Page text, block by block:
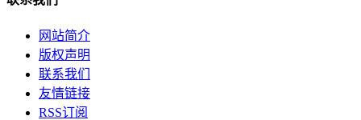
网站简介
版权声明
联系我们
友情链接
RSS订阅